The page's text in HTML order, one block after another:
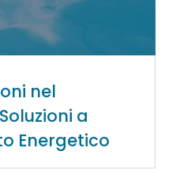
nel
a
Energetico